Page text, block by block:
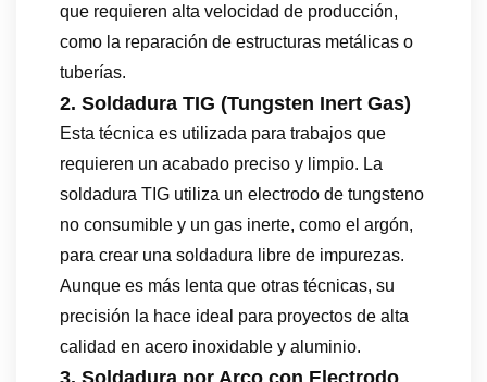
que requieren alta velocidad de producción,
como la reparación de estructuras metálicas o
tuberías.
2. Soldadura TIG (Tungsten Inert Gas)
Esta técnica es utilizada para trabajos que
requieren un acabado preciso y limpio. La
soldadura TIG utiliza un electrodo de tungsteno
no consumible y un gas inerte, como el argón,
para crear una soldadura libre de impurezas.
Aunque es más lenta que otras técnicas, su
precisión la hace ideal para proyectos de alta
calidad en acero inoxidable y aluminio.
3. Soldadura por Arco con Electrodo